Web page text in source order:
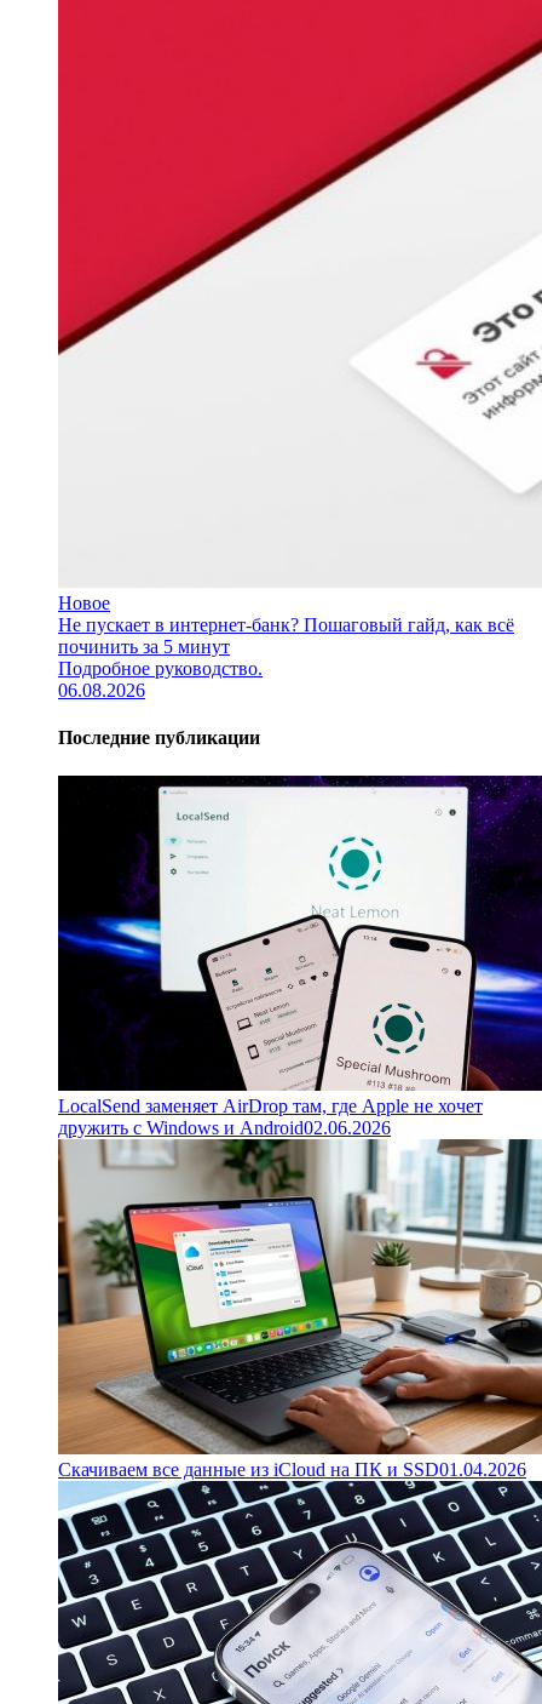
Новое
Не пускает в интернет-банк? Пошаговый гайд, как всё
починить за 5 минут
Подробное руководство.
06.08.2026
Последние публикации
LocalSend заменяет AirDrop там, где Apple не хочет
дружить с Windows и Android02.06.2026
Скачиваем все данные из iCloud на ПК и SSD01.04.2026